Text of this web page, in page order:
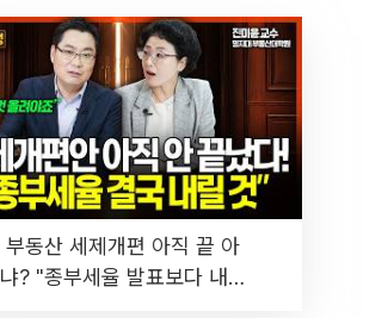
부동산 세제개편 아직 끝 아
냐? "종부세율 발표보다 내릴